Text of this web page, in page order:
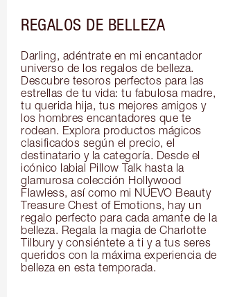
REGALOS DE BELLEZA
Darling, adéntrate en mi encantador
universo de los regalos de belleza.
Descubre tesoros perfectos para las
estrellas de tu vida: tu fabulosa madre,
tu querida hija, tus mejores amigos y
los hombres encantadores que te
rodean. Explora productos mágicos
clasificados según el precio, el
destinatario y la categoría. Desde el
icónico labial Pillow Talk hasta la
glamurosa colección Hollywood
Flawless, así como mi NUEVO Beauty
Treasure Chest of Emotions, hay un
regalo perfecto para cada amante de la
belleza. Regala la magia de Charlotte
Tilbury y consiéntete a ti y a tus seres
queridos con la máxima experiencia de
belleza en esta temporada.